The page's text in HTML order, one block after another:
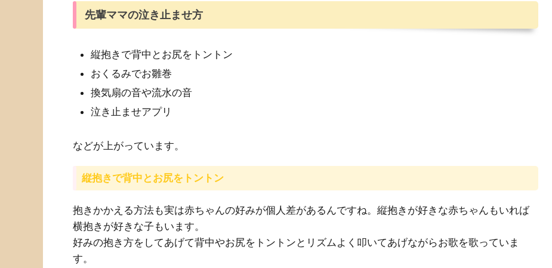
先輩ママの泣き止ませ方
縦抱きで背中とお尻をトントン
おくるみでお雛巻
換気扇の音や流水の音
泣き止ませアプリ
などが上がっています。
縦抱きで背中とお尻をトントン
抱きかかえる方法も実は赤ちゃんの好みが個人差があるんですね。縦抱きが好きな赤ちゃんもいれば
横抱きが好きな子もいます。
好みの抱き方をしてあげて背中やお尻をトントンとリズムよく叩いてあげながらお歌を歌っていま
す。